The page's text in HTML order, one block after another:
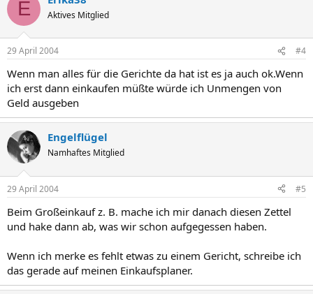
E Aktives Mitglied
29 April 2004 #4
Wenn man alles für die Gerichte da hat ist es ja auch ok.Wenn
ich erst dann einkaufen müßte würde ich Unmengen von
Geld ausgeben
Engelflügel
Namhaftes Mitglied
29 April 2004 #5
Beim Großeinkauf z. B. mache ich mir danach diesen Zettel
und hake dann ab, was wir schon aufgegessen haben.
Wenn ich merke es fehlt etwas zu einem Gericht, schreibe ich
das gerade auf meinen Einkaufsplaner.